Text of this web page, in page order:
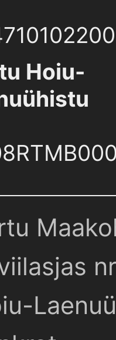
Hoiu-